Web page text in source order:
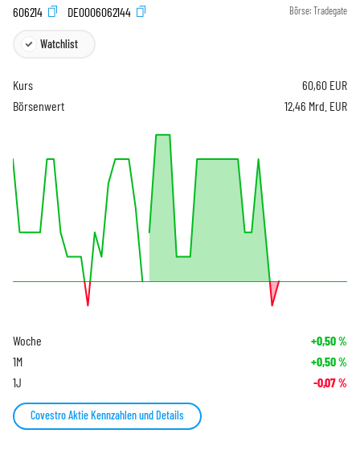
606214
DE0006062144 Börse: Tradegate
Watchlist
Kurs 60,60 EUR
Börsenwert
12,46 Mrd. EUR
Woche +0,50%
1M +0,50%
1J -0,07%
Covestro Aktie Kennzahlen und Details